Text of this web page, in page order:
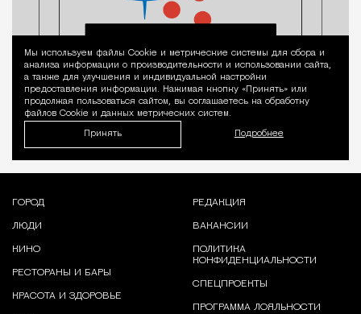
Уведомление
Мы используем файлы Сookie и метрические системы для сбора и
анализа информации о производительности и использовании сайта,
а также для улучшения и индивидуальной настройки
предоставления информации. Нажимая кнопку «Принять» или
продолжая пользоваться сайтом, вы соглашаетесь на обработку
файлов Cookie и данных метрических систем.
Принять Подробнее
ГОРОД
ЛЮДИ
КИНО
РЕСТОРАНЫ И БАРЫ
КРАСОТА И ЗДОРОВЬЕ
РЕДАКЦИЯ
ВАКАНСИИ
ПОЛИТИКА
КОНФИДЕНЦИАЛЬНОСТИ
СПЕЦПРОЕКТЫ
ПРОГРАММА ЛОЯЛЬНОСТИ